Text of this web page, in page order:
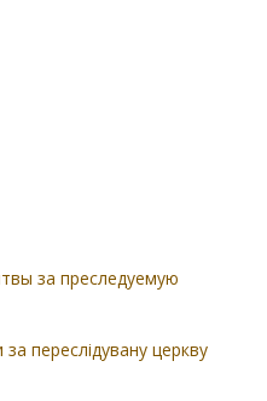
за преследуемую
переслідувану церкву